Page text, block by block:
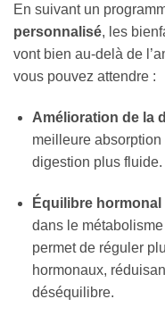
En suivant un
personnalisé, les
vont bien au-delà de
vous pouvez attendre :
Amélioration de la
meilleure
digestion plus fluide.
Équilibre hormonal
dans le
permet de réguler
hormonaux,
déséquilibre.